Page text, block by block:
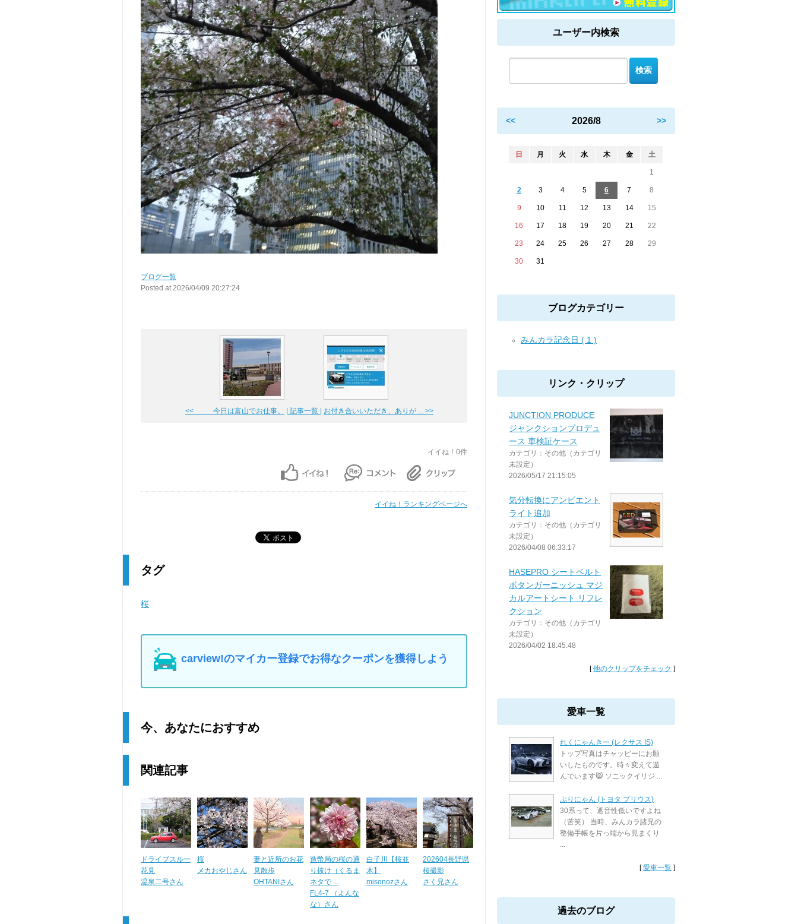
ブログ一覧
Posted at 2026/04/09 20:27:24
<< 今日は富山でお仕事。 | 記事一覧 | お付き合いいただき、ありが ... >>
イイね！0件
イイね！ランキングページへ
タグ
桜
carview!のマイカー登録でお得なクーポンを獲得しよう
今、あなたにおすすめ
関連記事
ドライブスルー
花見
温泉二号さん
桜
メカおやじさん
妻と近所のお花
見散歩
OHTANIさん
造幣局の桜の通
り抜け（くるま
ネタで ...
FL4-7 （よんな
な）さん
白子川【桜並
木】
misonozさん
202604長野県
桜撮影
さく兄さん
ユーザー内検索
<< 2026/8 >>
日 月 火 水 木 金 土
1
2 3 4 5 6 7 8
9 10 11 12 13 14 15
16 17 18 19 20 21 22
23 24 25 26 27 28 29
30 31
ブログカテゴリー
みんカラ記念日 ( 1 )
リンク・クリップ
JUNCTION PRODUCE
ジャンクションプロデュ
ース 車検証ケース
カテゴリ：その他（カテゴリ
未設定）
2026/05/17 21:15:05
気分転換にアンビエント
ライト追加
カテゴリ：その他（カテゴリ
未設定）
2026/04/08 06:33:17
HASEPRO シートベルト
ボタンガーニッシュ マジ
カルアートシート リフレ
クション
カテゴリ：その他（カテゴリ
未設定）
2026/04/02 18:45:48
[他のクリップをチェック ]
愛車一覧
れくにゃんきー (レクサス IS)
トップ写真はチャッピーにお願
いしたものです。時々変えて遊
んでいます😸 ソニックイリジ ...
ぷりにゃん (トヨタ プリウス)
30系って、遮音性低いですよね
（苦笑） 当時、みんカラ諸兄の
整備手帳を片っ端から見まくり
...
[愛車一覧 ]
過去のブログ